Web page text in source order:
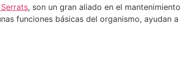
, son un gran aliado en el
funciones básicas del organismo, ayudan a